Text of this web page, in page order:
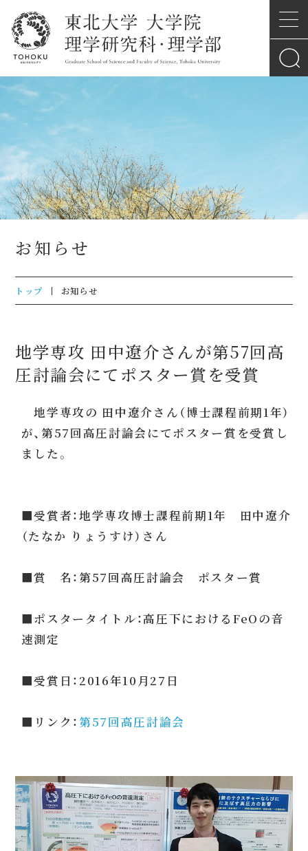
お知らせ
トップ お知らせ
地学専攻 田中遼介さんが第57回高
圧討論会にてポスター賞を受賞
地学専攻の 田中遼介さん（博士課程前期1年）
が、第57回高圧討論会にてポスター賞を受賞し
ました。
■受賞者：地学専攻博士課程前期1年 田中遼介
（たなか りょうすけ）さん
■賞 名：第57回高圧討論会 ポスター賞
■ポスタータイトル：高圧下におけるFeOの音
速測定
■受賞日：2016年10月27日
■リンク： 第57回高圧討論会